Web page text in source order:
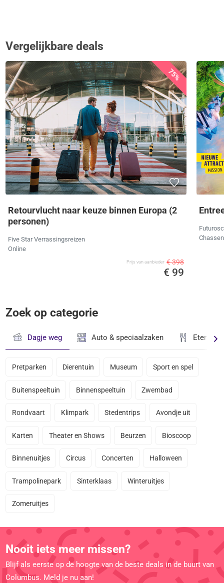
Vergelijkbare deals
75%
Retourvlucht naar keuze binnen Europa (2
personen)
Five Star Verrassingsreizen
Online
Prijs van aanbieder € 398
€ 99
Zoek op categorie
Dagje weg Auto & speciaalzaken Eten &
Pretparken Dierentuin Museum Sport en spel
Buitenspeeltuin Binnenspeeltuin Zwembad
Rondvaart Klimpark Stedentrips Avondje uit
Karten Theater en Shows Beurzen Bioscoop
Binnenuitjes Circus Concerten Halloween
Trampolinepark Sinterklaas Winteruitjes
Zomeruitjes
Nooit iets meer missen?
Blijf als eerste op de hoogte van de beste deals in de buurt van
Columbus. Meld je nu aan!